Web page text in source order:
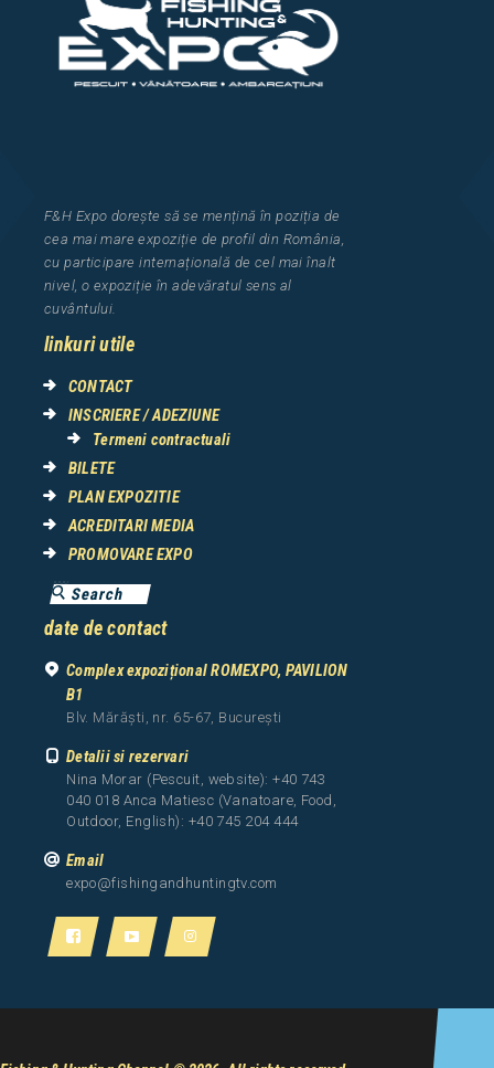
F&H Expo dorește să se mențină în poziția de
cea mai mare expoziție de profil din România
cu participare internațională de cel maiînalt
nivel, o expoziție în adevăratul sens al
cuvântului.
linkuri utile
CONTACT
INSCRIERE / ADEZIUNE
Termeni contractuali
BILETE
PLAN EXPOZITIE
ACREDITARI MEDIA
PROMOVARE EXPO
date de contact
Complex expozițional ROMEXPO, PAVILION
B1
Blv. Mărăști, nr. 65-67, București
Detalii si rezervari
Nina Morar (Pescuit, website): +40 743
040 018 Anca Matiesc (Vanatoare, Food,
Outdoor, English): +40 745 204 444
Email
expo@fishingandhuntingtv.com